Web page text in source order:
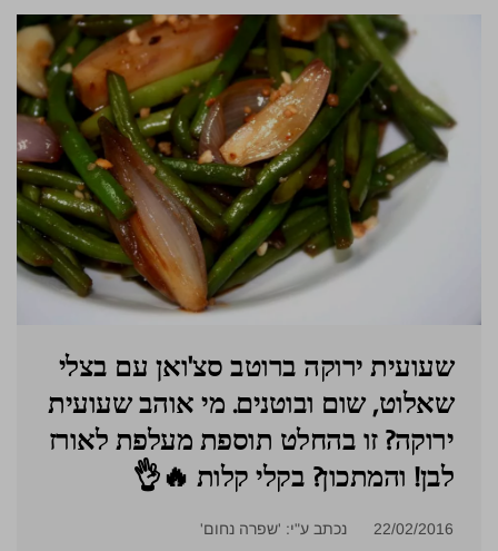
שעועית ירוקה ברוטב סצ'ואן עם בצלי
שאלוט, שום ובוטנים. מי אוהב שעועית
ירוקה? זו בהחלט תוספת מעלפת לאורז
לבן! והמתכון? בקלי קלות 🔥👌
22/02/2016 נכתב ע"י: 'שפרה נחום'